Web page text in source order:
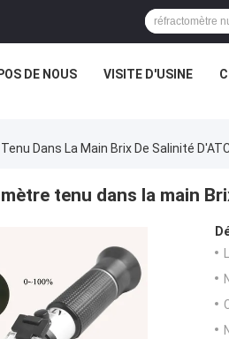
DE NOUS VISITE D'USINE
Dans La Main Brix De Salinité
tenu dans la main